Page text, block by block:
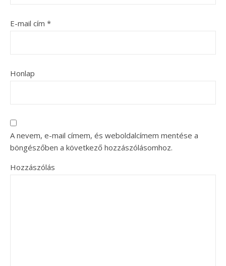
E-mail cím *
Honlap
A nevem, e-mail címem, és weboldalcímem mentése a
böngészőben a következő hozzászólásomhoz.
Hozzászólás